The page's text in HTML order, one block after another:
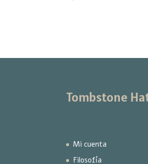
Tombstone
Mi cuenta
Filosofía